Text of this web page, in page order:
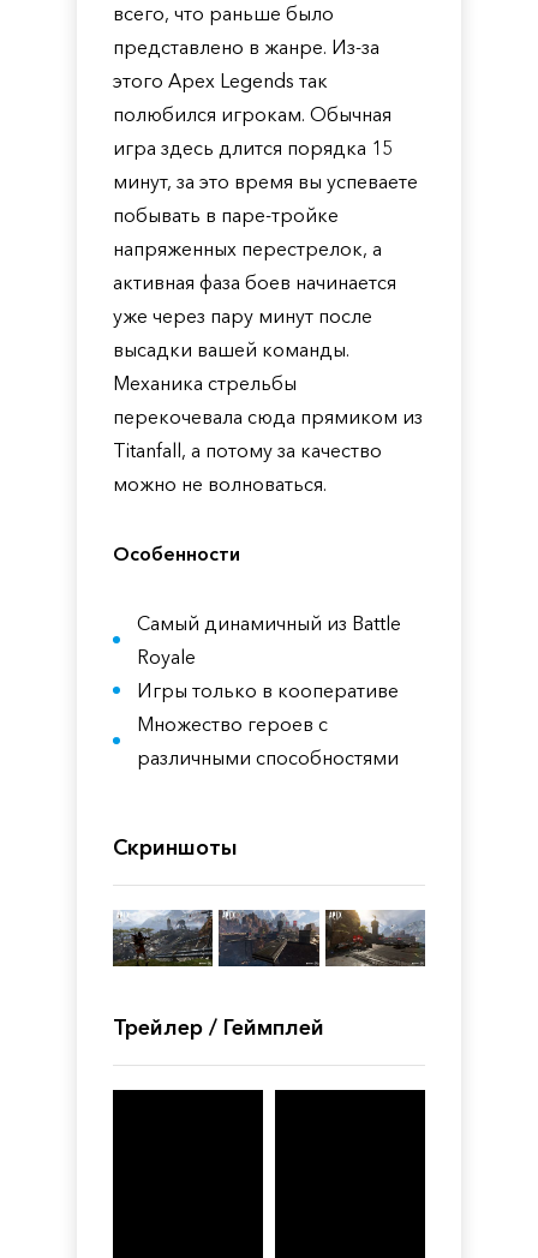
всего, что раньше было
представлено в жанре. Из-за
этого Apex Legends так
полюбился игрокам. Обычная
игра здесь длится порядка 15
минут, за это время вы успеваете
побывать в паре-тройке
напряженных перестрелок, а
активная фаза боев начинается
уже через пару минут после
высадки вашей команды.
Механика стрельбы
перекочевала сюда прямиком из
Titanfall, а потому за качество
можно не волноваться.
Особенности
Самый динамичный из Battle
Royale
Игры только в кооперативе
Множество героев с
различными способностями
Скриншоты
Трейлер / Геймплей